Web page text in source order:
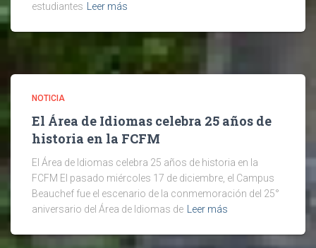
estudiantes Leer más
NOTICIA
El Área de Idiomas celebra 25 años de
historia en la FCFM
El Área de Idiomas celebra 25 años de historia en la
FCFM El pasado miércoles 17 de diciembre, el Campus
Beauchef fue el escenario de la conmemoración del 25°
aniversario del Área de Idiomas de Leer más